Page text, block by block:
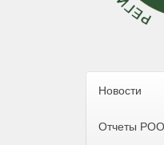
Новости
Отчеты